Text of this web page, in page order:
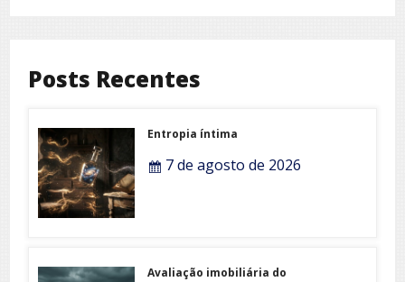
Posts Recentes
Entropia íntima
7 de agosto de 2026
Avaliação imobiliária do